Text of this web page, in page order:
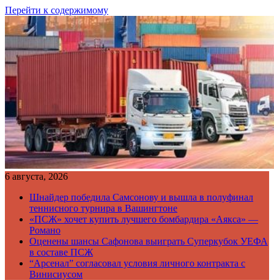
Перейти к содержимому
6 августа, 2026
Шнайдер победила Самсонову и вышла в полуфинал
теннисного турнира в Вашингтоне
«ПСЖ» хочет купить лучшего бомбардира «Аякса» —
Романо
Оценены шансы Сафонова выиграть Суперкубок УЕФА
в составе ПСЖ
“Арсенал” согласовал условия личного контракта с
Винисиусом